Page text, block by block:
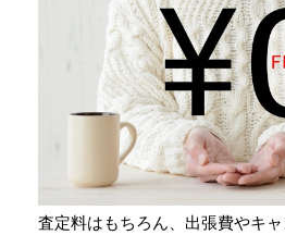
査定料はもちろん、出張費やキャ